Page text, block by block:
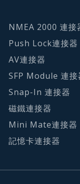
NMEA 2000 連接
Push Lock連接器
AV連接器
SFP Module 連接
Snap-In 連接器
磁鐵連接器
Mini Mate連接器
記憶卡連接器